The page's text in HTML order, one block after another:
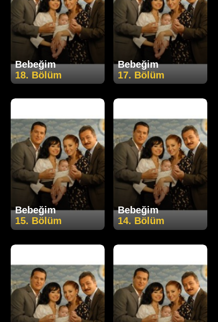
Bebeğim
18. Bölüm
Bebeğim
17. Bölüm
Bebeğim
15. Bölüm
Bebeğim
14. Bölüm